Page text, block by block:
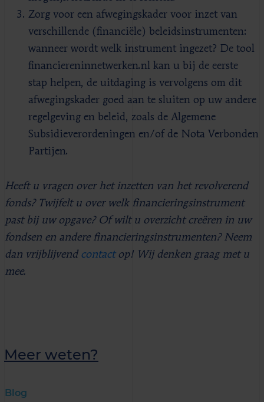
Zorg voor een afwegingskader voor inzet van
verschillende (financiële) beleidsinstrumenten:
wanneer wordt welk instrument ingezet? De tool
financiereninnetwerken.nl kan u bij de eerste
stap helpen, de uitdaging is vervolgens om dit
afwegingskader goed aan te sluiten op uw andere
regelgeving en beleid, zoals de Algemene
Subsidieverordeningen en/of de Nota Verbonden
Partijen.
Heeft u vragen over het inzetten van het revolverend
fonds? Twijfelt u over welk financieringsinstrument
past bij uw opgave? Of wilt u overzicht creëren in uw
fondsen en andere financieringsinstrumenten? Neem
dan vrijblijvend contactop! Wij denken graag met u
mee.
Meer weten?
Blog